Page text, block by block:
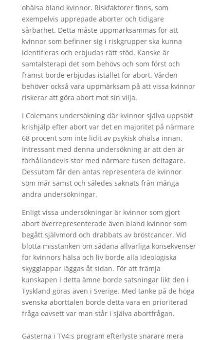
ohälsa bland kvinnor. Riskfaktorer finns, som
exempelvis upprepade aborter och tidigare
sårbarhet. Detta måste uppmärksammas för att
kvinnor som befinner sig i riskgrupper ska kunna
identifieras och erbjudas rätt stöd. Kanske är
samtalsterapi det som behövs och som först och
främst borde erbjudas istället för abort. Vården
behöver också vara uppmärksam på att vissa kvinnor
riskerar att göra abort mot sin vilja.
I Colemans undersökning där kvinnor själva uppsökt
krishjälp efter abort var det en majoritet på närmare
68 procent som inte lidit av psykisk ohälsa innan.
Intressant med denna undersökning är att den är
förhållandevis stor med närmare tusen deltagare.
Dessutom får den antas representera de kvinnor
som mår sämst och således saknats från många
andra undersökningar.
Enligt vissa undersökningar är kvinnor som gjort
abort överrepresenterade även bland kvinnor som
begått självmord och drabbats av bröstcancer. Vid
blotta misstanken om sådana allvarliga konsekvenser
för kvinnors hälsa och liv borde alla ideologiska
skygglappar läggas åt sidan. För att främja
kunskapen i detta ämne borde satsningar likt den i
Tyskland göras även i Sverige. Med tanke på de höga
svenska aborttalen borde detta vara en prioriterad
fråga oavsett var man står i själva abortfrågan.
Gästerna i TV4:s program efterlyste snarare mera